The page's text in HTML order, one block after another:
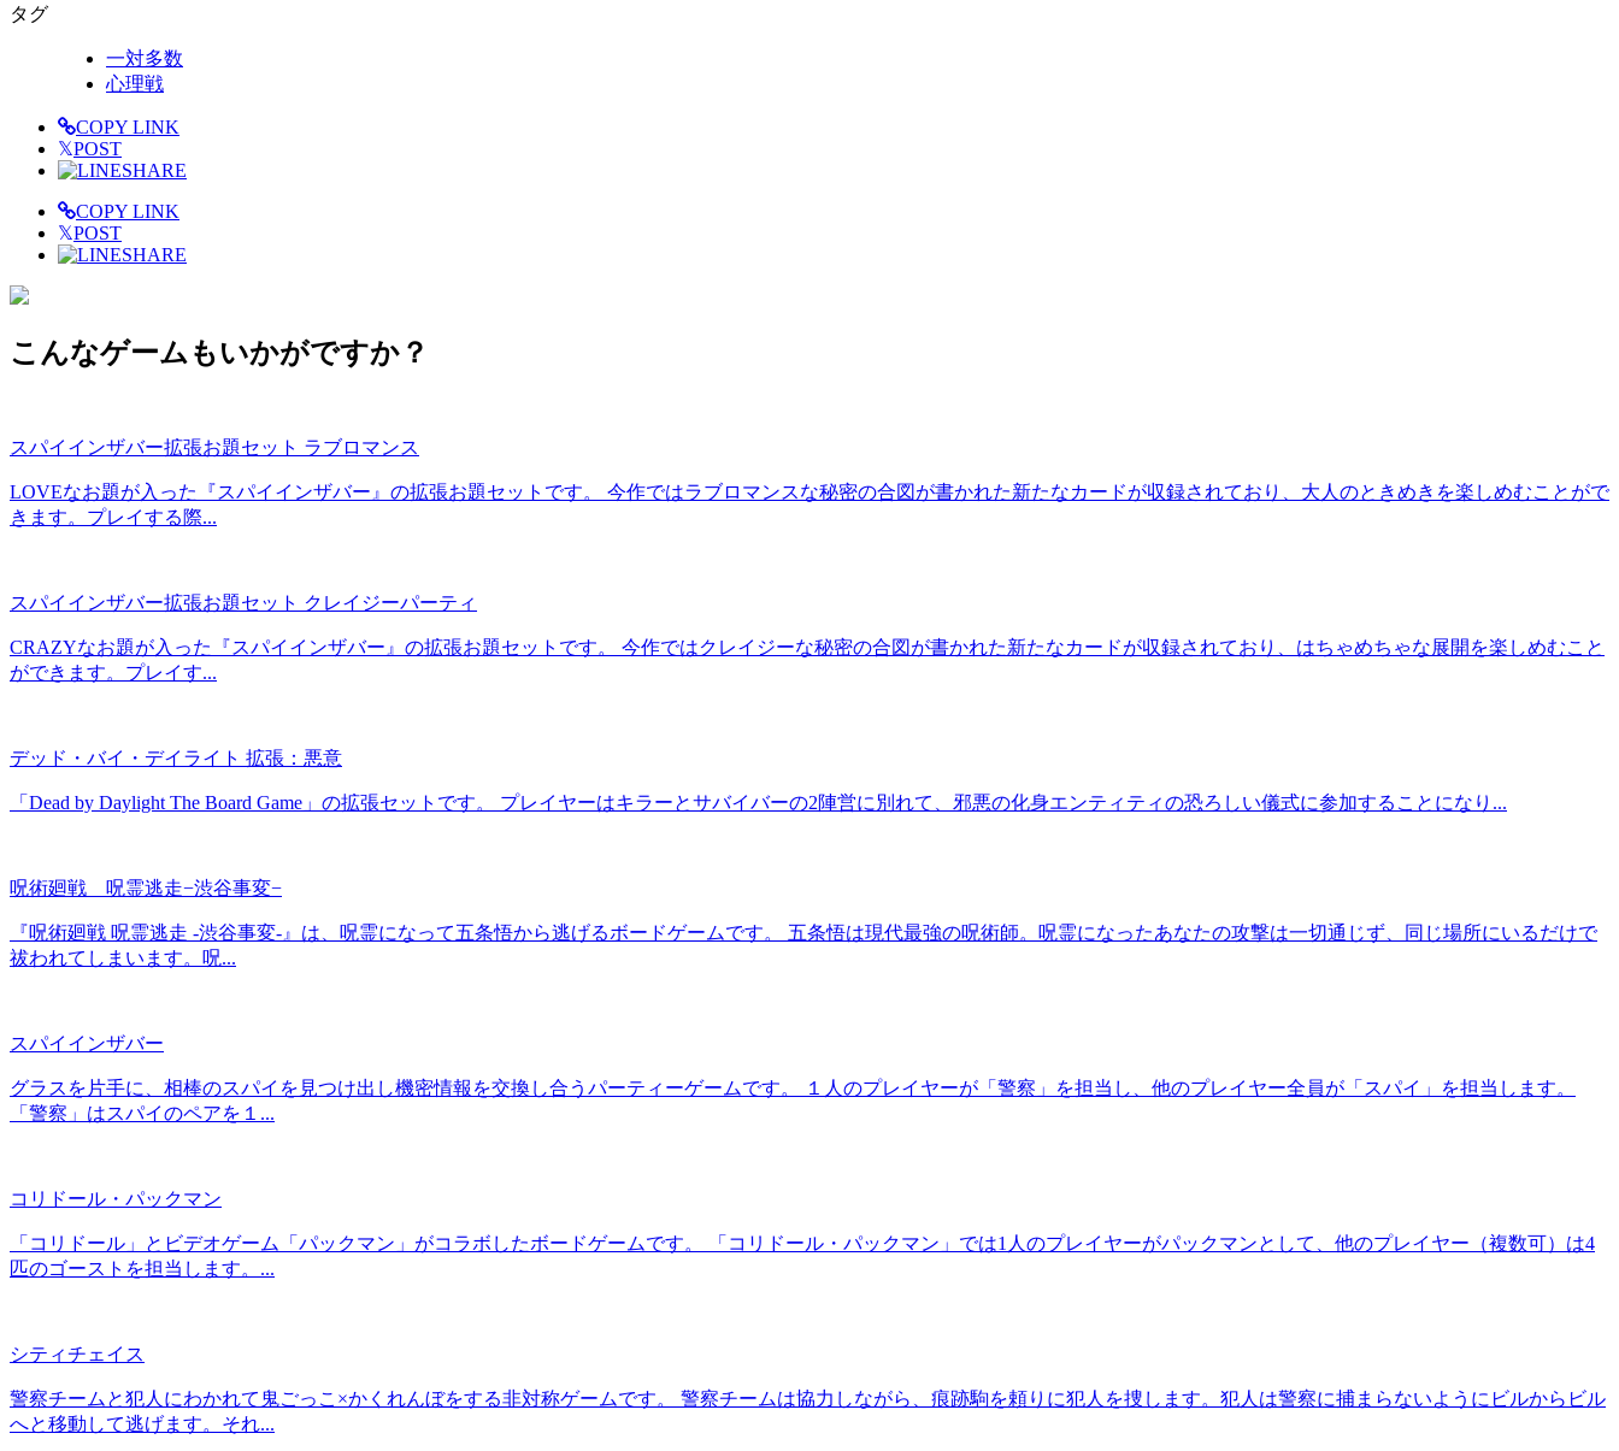
タグ
一対多数
心理戦
COPY LINK
𝕏POST
SHARE
COPY LINK
𝕏POST
SHARE
こんなゲームもいかがですか？
スパイインザバー拡張お題セット ラブロマンス
LOVEなお題が入った『スパイインザバー』の拡張お題セットです。 今作ではラブロマンスな秘密の合図が書かれた新たなカードが収録されており、大人のときめきを楽しめむことがで
きます。プレイする際...
スパイインザバー拡張お題セット クレイジーパーティ
CRAZYなお題が入った『スパイインザバー』の拡張お題セットです。 今作ではクレイジーな秘密の合図が書かれた新たなカードが収録されており、はちゃめちゃな展開を楽しめむこと
ができます。プレイす...
デッド・バイ・デイライト 拡張：悪意
「Dead by Daylight The Board Game」の拡張セットです。 プレイヤーはキラーとサバイバーの2陣営に別れて、邪悪の化身エンティティの恐ろしい儀式に参加することになり...
呪術廻戦 呪霊逃走−渋谷事変−
『呪術廻戦 呪霊逃走 -渋谷事変-』は、呪霊になって五条悟から逃げるボードゲームです。 五条悟は現代最強の呪術師。呪霊になったあなたの攻撃は一切通じず、同じ場所にいるだけで
祓われてしまいます。呪...
スパイインザバー
グラスを片手に、相棒のスパイを見つけ出し機密情報を交換し合うパーティーゲームです。 １人のプレイヤーが「警察」を担当し、他のプレイヤー全員が「スパイ」を担当します。
「警察」はスパイのペアを１...
コリドール・パックマン
「コリドール」とビデオゲーム「パックマン」がコラボしたボードゲームです。 「コリドール・パックマン」では1人のプレイヤーがパックマンとして、他のプレイヤー（複数可）は4
匹のゴーストを担当します。...
シティチェイス
警察チームと犯人にわかれて鬼ごっこ×かくれんぼをする非対称ゲームです。 警察チームは協力しながら、痕跡駒を頼りに犯人を捜します。犯人は警察に捕まらないようにビルからビル
へと移動して逃げます。それ...